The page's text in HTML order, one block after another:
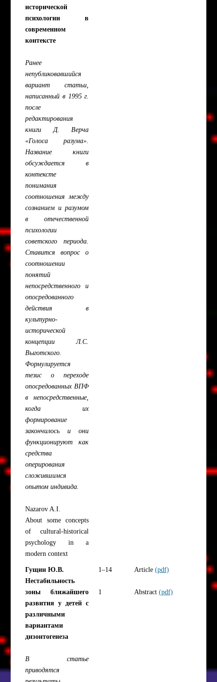
исторической
психологии в
современном
контексте
Ранее
непубликовавшийся
вариант статьи,
написанный в 1995 г.
после
редактирования
книги Д. Верча
«Голоса разума».
Название книги
обсуждается в
контексте
понимания
соотношения между
сознанием и разумом
в отечественной
психологии
советского периода.
Ставится вопрос о
соотношении
понятий
непосредственного и
опосредованного
действия в
культурно-
исторической
концепции Л.С.
Выготского.
Формулируется
тезис о переходе
опосредованных ВПФ
в непосредственные,
когда их
формирование
закончилось и они
функционируют как
средства
оперирования
сложившимся
опытом индивида.
Nazarov A.I.
About some concepts
of cultural-historical
psychology in a
modern context
Гущин Ю.В.
Нестабильность
зоны ближайшего
развития у детей с
различными
вариантами
дизонтогенеза
В статье
приводятся
1–14
1
Article(pdf)
Abstract(pdf)